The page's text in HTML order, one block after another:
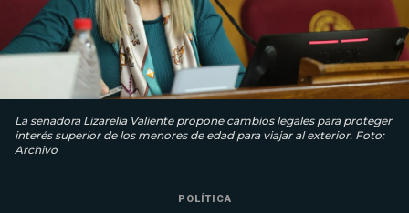
La senadora Lizarella Valiente propone cambios legales para proteger
interés superior de los menores de edad para viajar al exterior. Foto:
Archivo
POLÍTICA